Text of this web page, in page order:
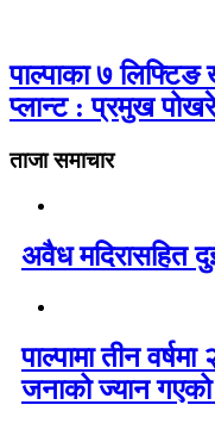
पाल्पाका ७ लिफ्टिङ
प्लान्ट : प्रमुख
ताजा समाचार
अवैध मदिरासहित
पाल्पामा तीन
जनाको ज्यान